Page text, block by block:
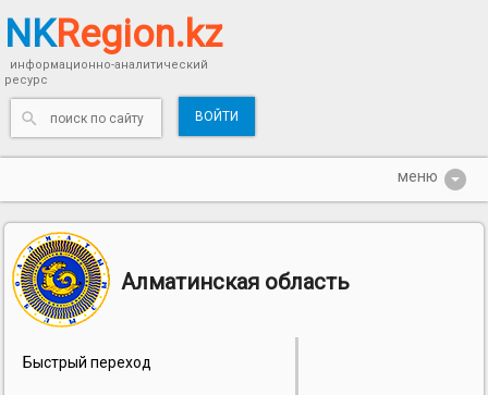
NKRegion.kz
информационно-аналитический
ресурс
ВОЙТИ
Алматинская область
Быстрый переход